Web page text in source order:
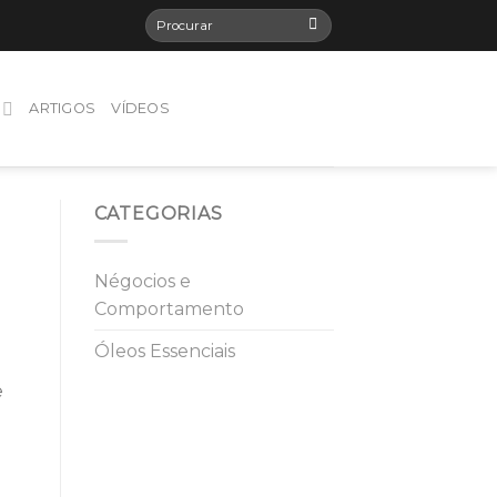
ARTIGOS VÍDEOS
CATEGORIAS
Négocios e
Comportamento
Óleos Essenciais